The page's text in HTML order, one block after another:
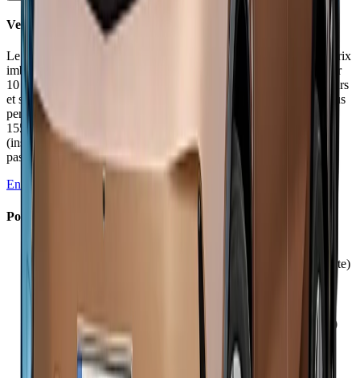
Verdict
Le Bigster confirme la recette Dacia avec un rapport prestations/prix
imbattable dans le segment C. Spacieux, sobre et bien équipé pour
10 000 € de moins que la concurrence, il assume ses plastiques durs
et sa présentation basique. La version GPL s'impose comme la plus
pertinente (autonomie 1 300 km, coût diesel), tandis que l'Hybrid
155 souffre d'une transmission perfectible. Quelques compromis
(insonorisation, finition, boîte accrocheuse en mild hybrid) qui
passent vu les tarifs.
En savoir plus →
Points Forts
Prix imbattable jusqu'à 10 000 € sous concurrence
Consommations excellentes (3,5 l ville hybride, 6,3 l mixte)
Habitabilité arrière record avec espace royal aux jambes
Coffre généreux jusqu'à 702 L avec modularité 40/20/40
Version GPL à autonomie 1 300 km et coût diesel
Équipement complet dès 24 990 € (clim bizone, écran 10
Malus CO₂ et au poids contenus